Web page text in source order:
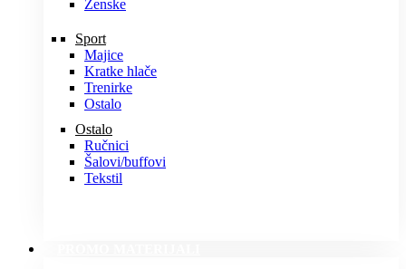
Ženske
Sport
Majice
Kratke hlače
Trenirke
Ostalo
Ostalo
Ručnici
Šalovi/buffovi
Tekstil